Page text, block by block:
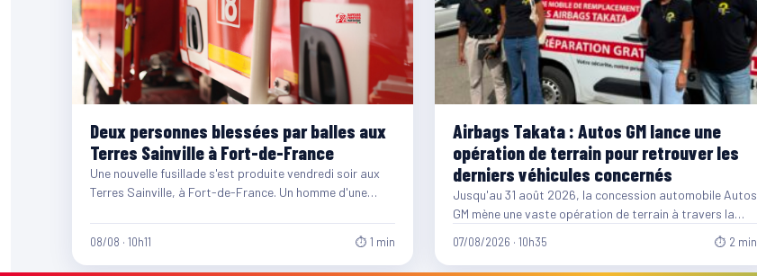
Deux personnes blessées par balles aux
Terres Sainville à Fort-de-France
Une nouvelle fusillade s'est produite vendredi soir aux
Terres Sainville, à Fort-de-France. Un homme d'une
08/08 · 10h11 ⏱ 1 min
Airbags Takata : Autos GM lance une
opération de terrain pour retrouver les
derniers véhicules concernés
Jusqu'au 31 août 2026, la concession automobile Autos
GM mène une vaste opération de terrain à travers la…
07/08/2026 · 10h35 ⏱ 2 min